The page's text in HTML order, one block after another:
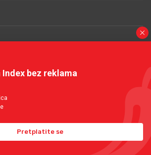
na Indexu
© 2026 Index
Index bez reklama
Pretplatite se